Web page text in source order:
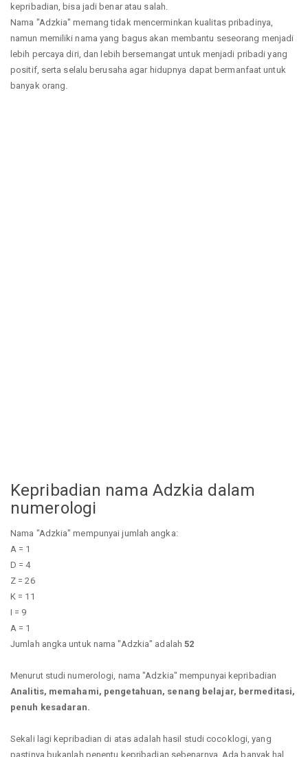
kepribadian, bisa jadi benar atau salah.
Nama "Adzkia" memang tidak mencerminkan kualitas pribadinya,
namun memiliki nama yang bagus akan membantu seseorang menjadi
lebih percaya diri, dan lebih bersemangat untuk menjadi pribadi yang
positif, serta selalu berusaha agar hidupnya dapat bermanfaat untuk
banyak orang.
Kepribadian nama Adzkia dalam
numerologi
Nama "Adzkia" mempunyai jumlah angka:
A = 1
D = 4
Z = 26
K = 11
I = 9
A = 1
Jumlah angka untuk nama "Adzkia" adalah 52
Menurut studi numerologi, nama "Adzkia" mempunyai kepribadian
Analitis, memahami, pengetahuan, senang belajar, bermeditasi,
penuh kesadaran.
Sekali lagi kepribadian di atas adalah hasil studi cocoklogi, yang
pastinya bukanlah penentu kepribadian sebenarnya. Ada banyak hal